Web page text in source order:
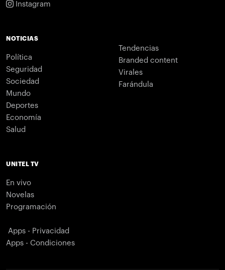
Instagram
NOTICIAS
Política
Seguridad
Sociedad
Mundo
Deportes
Economía
Salud
Tendencias
Branded content
Virales
Farándula
UNITEL TV
En vivo
Novelas
Programación
Apps - Privacidad
Apps - Condiciones